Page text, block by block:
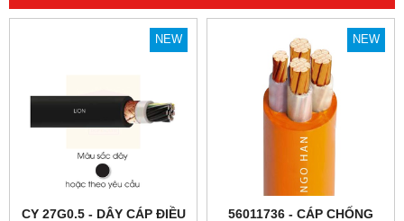
NEW
CY 27G0.5 - DÂY CÁP ĐIỀU
NEW
56011736 - CÁP CHỐNG